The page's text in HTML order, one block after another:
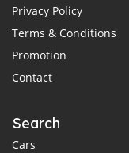
Privacy Policy
Terms & Conditions
Promotion
Contact
Search
Cars